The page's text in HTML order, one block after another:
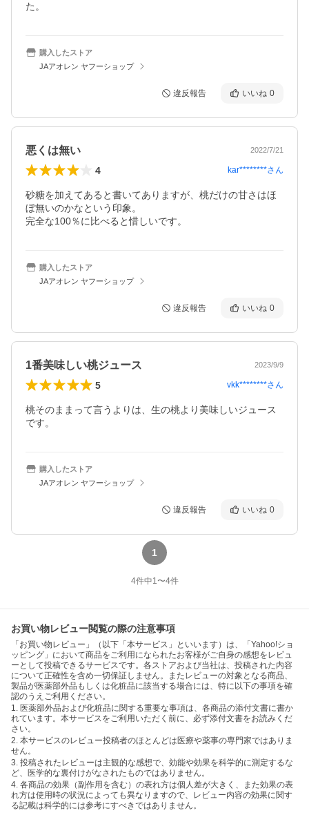
た。
購入したストア
JAアオレン ヤフーショップ
違反報告 いいね 0
悪くは無い 2022/7/21
4 kar********さん
砂糖を加えてあると書いてありますが、桃だけの甘さはほ
ぼ無いのかなという印象。
完全な100％に比べると惜しいです。
購入したストア
JAアオレン ヤフーショップ
違反報告 いいね 0
1番美味しい桃ジュース 2023/9/9
5 vkk********さん
桃そのままって言うよりは、生の桃より美味しいジュース
です。
購入したストア
JAアオレン ヤフーショップ
違反報告 いいね 0
1
4件中1〜4件
お買い物レビュー閲覧の際の注意事項
「お買い物レビュー」（以下「本サービス」といいます）は、「Yahoo!ショ
ッピング」において商品をご利用になられたお客様がご自身の感想をレビュ
ーとして投稿できるサービスです。各ストアおよび当社は、投稿された内容
について正確性を含め一切保証しません。またレビューの対象となる商品、
製品が医薬部外品もしくは化粧品に該当する場合には、特に以下の事項を確
認のうえご利用ください。
1. 医薬部外品および化粧品に関する重要な事項は、各商品の添付文書に書か
れています。本サービスをご利用いただく前に、必ず添付文書をお読みくだ
さい。
2. 本サービスのレビュー投稿者のほとんどは医療や薬事の専門家ではありま
せん。
3. 投稿されたレビューは主観的な感想で、効能や効果を科学的に測定するな
ど、医学的な裏付けがなされたものではありません。
4. 各商品の効果（副作用を含む）の表れ方は個人差が大きく、また効果の表
れ方は使用時の状況によっても異なりますので、レビュー内容の効果に関す
る記載は科学的には参考にすべきではありません。